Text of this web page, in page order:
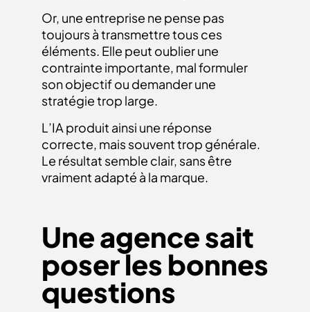
Or, une entreprise ne pense pas
toujours à transmettre tous ces
éléments. Elle peut oublier une
contrainte importante, mal formuler
son objectif ou demander une
stratégie trop large.
L’IA produit ainsi une réponse
correcte, mais souvent trop générale.
Le résultat semble clair, sans être
vraiment adapté à la marque.
Une agence sait
poser les bonnes
questions